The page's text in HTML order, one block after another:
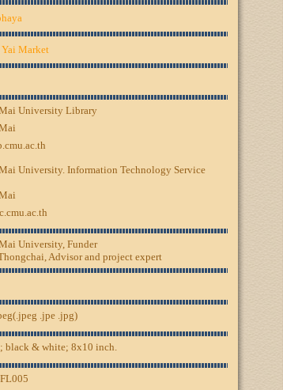
Market
University Library
University. Information Technology Service
University, Funder
Advisor and project expert
.jpe .jpg)
black & white; 8x10 inch.